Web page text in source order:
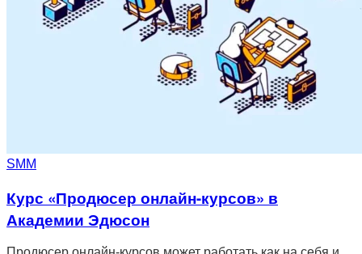
SMM
Курс «Продюсер онлайн-курсов» в
Академии Эдюсон